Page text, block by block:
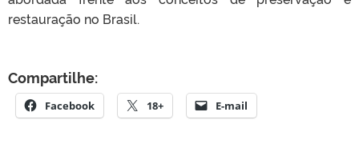
restauração no Brasil.
Compartilhe:
Facebook 18+ E-mail